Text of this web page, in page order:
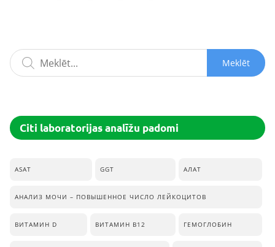
Meklēt
Citi laboratorijas analīžu padomi
ASAT GGT АЛАТ
АНАЛИЗ МОЧИ – ПОВЫШЕННОЕ ЧИСЛО ЛЕЙКОЦИТОВ
ВИТАМИН D ВИТАМИН В12 ГЕМОГЛОБИН